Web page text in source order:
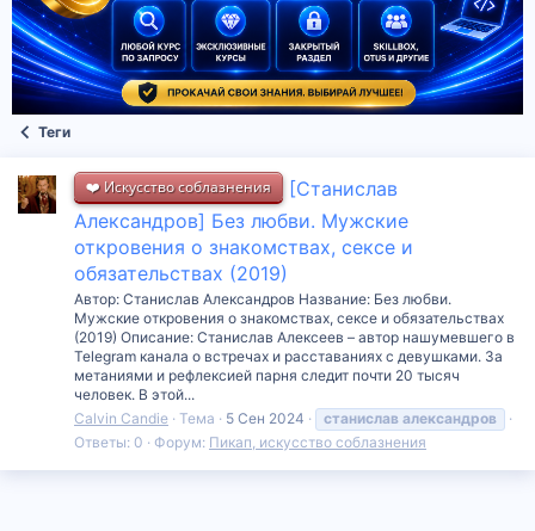
Теги
❤️ Искусство соблазнения
[Станислав
Александров] Без любви. Мужские
откровения о знакомствах, сексе и
обязательствах (2019)
Автор: Станислав Александров Название: Без любви.
Мужские откровения о знакомствах, сексе и обязательствах
(2019) Описание: Станислав Алексеев – автор нашумевшего в
Telegram канала о встречах и расставаниях с девушками. За
метаниями и рефлексией парня следит почти 20 тысяч
человек. В этой...
Calvin Candie Тема 5 Сен 2024 станислав александров
Ответы: 0
Форум: Пикап, искусство соблазнения